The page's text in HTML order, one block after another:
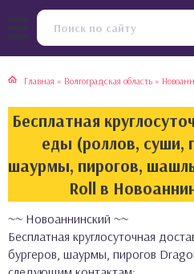
Главная » Волгоградская область »
Бесплатная
еды (роллов, суши,
шаурмы, пирогов,
Roll в
~~ Новоаннинский ~~
Бесплатная круглосуточная
бургеров, шаурмы, пирогов
кухня
кухня
кухня
кухня
булочки